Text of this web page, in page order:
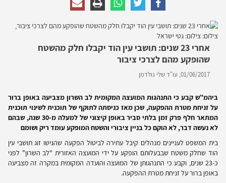
אחרי 23 שנים: תושבי עין הוד יקבלו חלק מהשטח
שהופקע מהם לצרכי ציבור
01/06/2017, עו"ד שלי גולדמן
ביהמ"ש קבע כי התנהגות המועצה המקומית לב השרון מצביעה באופן ברור
על זניחת מטרת ההפקעה, שכן מאז כניסתה לתוקף של תוכנית לשינוי תוכנית
המתאר חלף פרק זמן בלתי סביר באופן קיצוני של למעלה מ-30 שנה, שבהם
לא נעשה דבר, לא הוקם כל בניין ציבורי והשטח המופקע עומד ריק ושומם
בית המשפט לעניינים מנהלים קיבל עתירה לביטול הפקעה שהגישו זוג תושבי עין
הוד שחלק משטח שבבעלותם הופקע על ידי המועצה האזורית "לב השרון" לפני
כ-23 שנים, וקבע כי התנהגותן של המועצה והועדה המקומית במקרה זה מצביעה
באופן ברור על זניחת מטרת ההפקעה.